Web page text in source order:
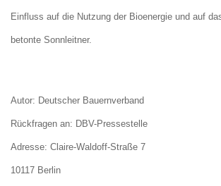
Einfluss auf die Nutzung der Bioenergie und auf
betonte Sonnleitner.
Autor: Deutscher Bauernverband
Rückfragen an: DBV-Pressestelle
Adresse: Claire-Waldoff-Straße 7
10117 Berlin